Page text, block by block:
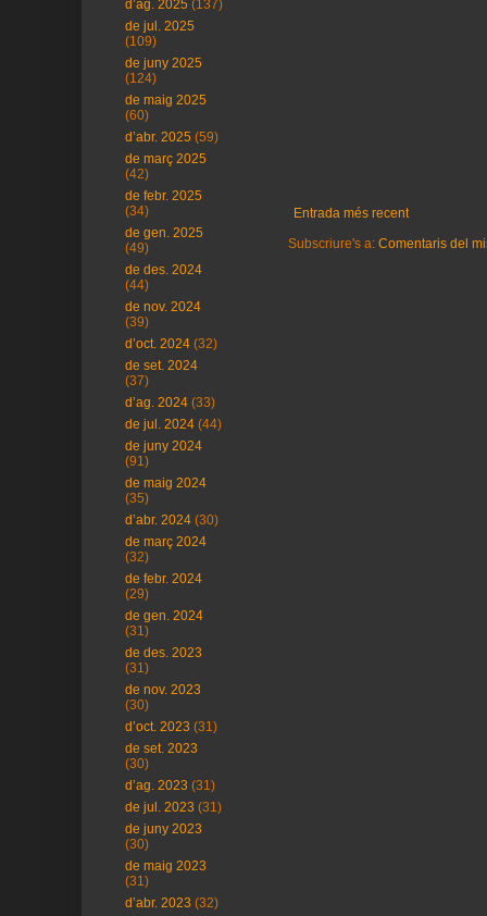
Entrada més recent
Subscriure's a: Comentaris del
d’ag. 2025 (137)
de jul. 2025
(109)
de juny 2025
(124)
de maig 2025
(60)
d’abr. 2025 (59)
de març 2025
(42)
de febr. 2025
(34)
de gen. 2025
(49)
de des. 2024
(44)
de nov. 2024
(39)
d’oct. 2024 (32)
de set. 2024
(37)
d’ag. 2024 (33)
de jul. 2024 (44)
de juny 2024
(91)
de maig 2024
(35)
d’abr. 2024 (30)
de març 2024
(32)
de febr. 2024
(29)
de gen. 2024
(31)
de des. 2023
(31)
de nov. 2023
(30)
d’oct. 2023 (31)
de set. 2023
(30)
d’ag. 2023 (31)
de jul. 2023 (31)
de juny 2023
(30)
de maig 2023
(31)
d’abr. 2023 (32)